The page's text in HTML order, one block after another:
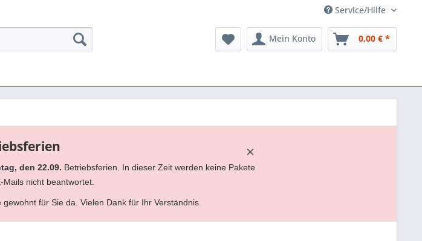
Service/Hilfe
Mein Konto 0,00 € *
×
den 22.09. Betriebsferien. In dieser Zeit werden keine Pakete
nicht beantwortet.
für Sie da. Vielen Dank für Ihr Verständnis.